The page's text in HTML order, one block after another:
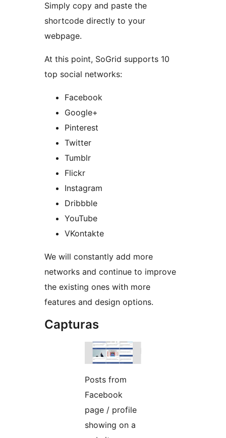
Simply copy and paste the
shortcode directly to your
webpage.
At this point, SoGrid supports 10
top social networks:
Facebook
Google+
Pinterest
Twitter
Tumblr
Flickr
Instagram
Dribbble
YouTube
VKontakte
We will constantly add more
networks and continue to improve
the existing ones with more
features and design options.
Capturas
Posts from
Facebook
page / profile
showing on a